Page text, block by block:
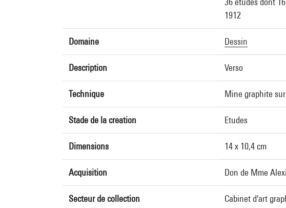
1912
Domaine Dessin
Description Verso
Technique Mine graphite
Stade de la creation Etudes
Dimensions 14 x 10,4 cm
Acquisition Don de Mme
Secteur de collection Cabinet d'art